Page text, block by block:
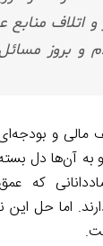
اتلاف
و بروز
مالی و
به آن‌ها دل
که
اما حل